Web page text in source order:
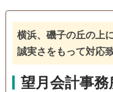
訪問可 土日相談可
オンライン面談可 事務
横浜、磯子の丘の上
誠実さをもって対応
望月会計事務